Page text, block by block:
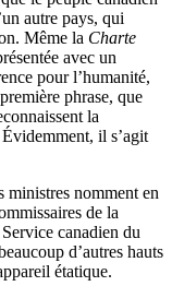
autre pays, qui
Même la Charte
avec un
pour l’humanité,
phrase, que
la
il s’agit
ministres nomment en
de la
canadien du
d’autres hauts
étatique.